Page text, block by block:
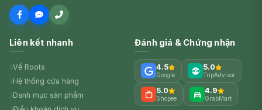
Liên kết nhanh
Về Roots
Hệ thống cửa hàng
Danh mục sản phẩm
Đánh giá & Chứng nhận
4.5
Google
5.0
TripAdvisor
5.0
Shopee
4.9
GrabMart